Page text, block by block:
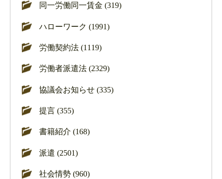
同一労働同一賃金 (319)
ハローワーク (1991)
労働契約法 (1119)
労働者派遣法 (2329)
協議会お知らせ (335)
提言 (355)
書籍紹介 (168)
派遣 (2501)
社会情勢 (960)